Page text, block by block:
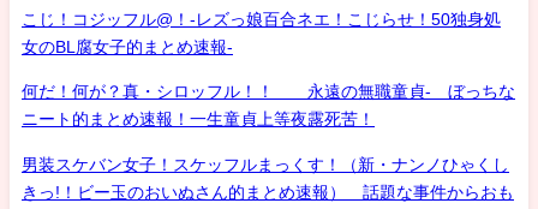
こじ！コジッフル@！-レズっ娘百合ネエ！こじらせ！50独身処
女のBL腐女子的まとめ速報-
何だ！何が？真・シロッフル！！ 永遠の無職童貞- ぼっちな
ニート的まとめ速報！一生童貞上等夜露死苦！
男装スケバン女子！スケッフルまっくす！（新・ナンノひゃくし
きっ!！ビー玉のおいぬさん的まとめ速報） 話題な事件からおも